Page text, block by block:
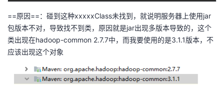
==原因==：碰到这种xxxxxClass未找到，就说明服务器上使用jar
包版本不对，导致找不到类，原因就是jar出现多版本导致的，这个
类出现在hadoop-common 2.7.7中，而我要使用的是3.1.1版本，不
应该出现这个对象